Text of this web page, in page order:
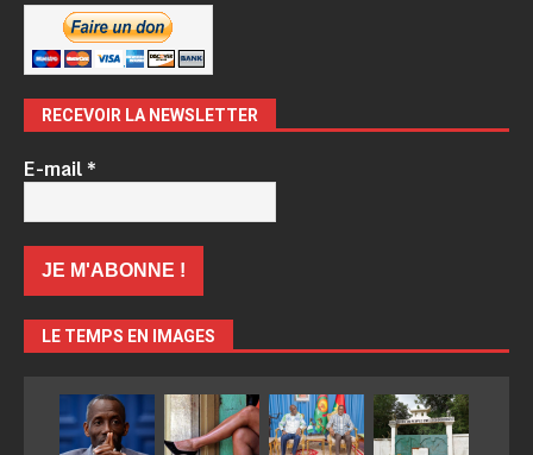
RECEVOIR LA NEWSLETTER
E-mail*
LE TEMPS EN IMAGES